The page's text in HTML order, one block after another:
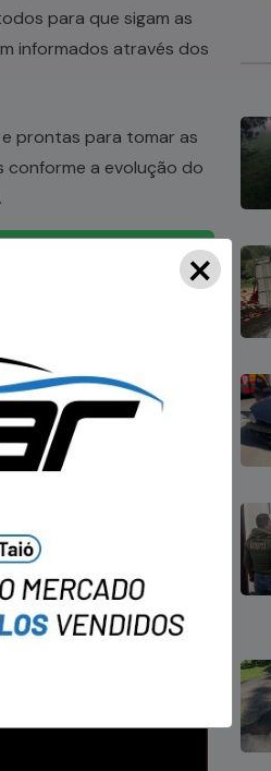
para que sigam as
informados através dos
prontas para tomar as
conforme a evolução do
OBV. ×